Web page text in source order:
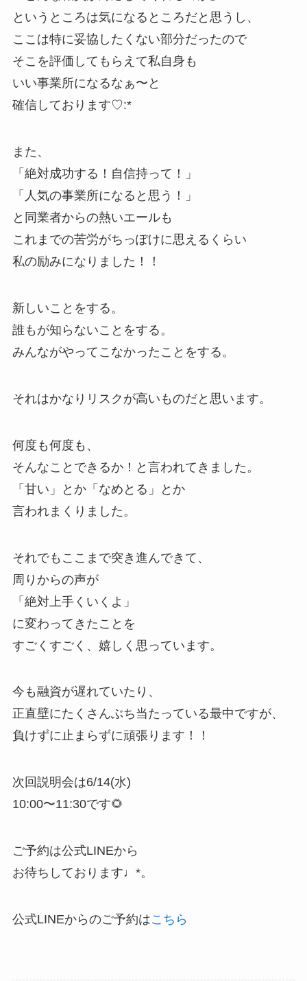
というところは気になるところだと思うし、
ここは特に妥協したくない部分だったので
そこを評価してもらえて私自身も
いい事業所になるなぁ〜と
確信しております♡:*
また、
「絶対成功する！自信持って！」
「人気の事業所になると思う！」
と同業者からの熱いエールも
これまでの苦労がちっぽけに思えるくらい
私の励みになりました！！
新しいことをする。
誰もが知らないことをする。
みんながやってこなかったことをする。
それはかなりリスクが高いものだと思います。
何度も何度も、
そんなことできるか！と言われてきました。
「甘い」とか「なめとる」とか
言われまくりました。
それでもここまで突き進んできて、
周りからの声が
「絶対上手くいくよ」
に変わってきたことを
すごくすごく、嬉しく思っています。
今も融資が遅れていたり、
正直壁にたくさんぶち当たっている最中ですが、
負けずに止まらずに頑張ります！！
次回説明会は6/14(水)
10:00〜11:30です🌻
ご予約は公式LINEから
お待ちしております♩*。
公式LINEからのご予約はこちら